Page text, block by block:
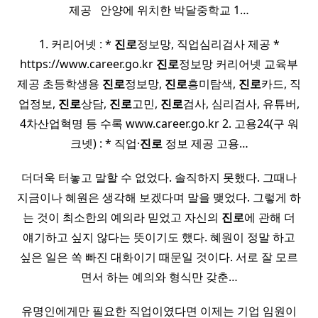
제공 ​ ​ 안양에 위치한 박달중학교 1…
1. 커리어넷 : * 진로정보망, 직업심리검사 제공 *
https://www.career.go.kr 진로정보망 커리어넷 교육부
제공 초등학생용 진로정보망, 진로흥미탐색, 진로카드, 직
업정보, 진로상담, 진로고민, 진로검사, 심리검사, 유튜버,
4차산업혁명 등 수록 www.career.go.kr 2. 고용24(구 워
크넷) : * 직업·진로정보 제공 고용…
더더욱 터놓고 말할 수 없었다. 솔직하지 못했다. 그때나
지금이나 혜원은 생각해 보겠다며 말을 맺었다. 그렇게 하
는 것이 최소한의 예의라 믿었고 자신의 진로에 관해 더
얘기하고 싶지 않다는 뜻이기도 했다. 혜원이 정말 하고
싶은 일은 쏙 빠진 대화이기 때문일 것이다. 서로 잘 모르
면서 하는 예의와 형식만 갖춘…
유명인에게만 필요한 직업이였다면 이제는 기업 임원이